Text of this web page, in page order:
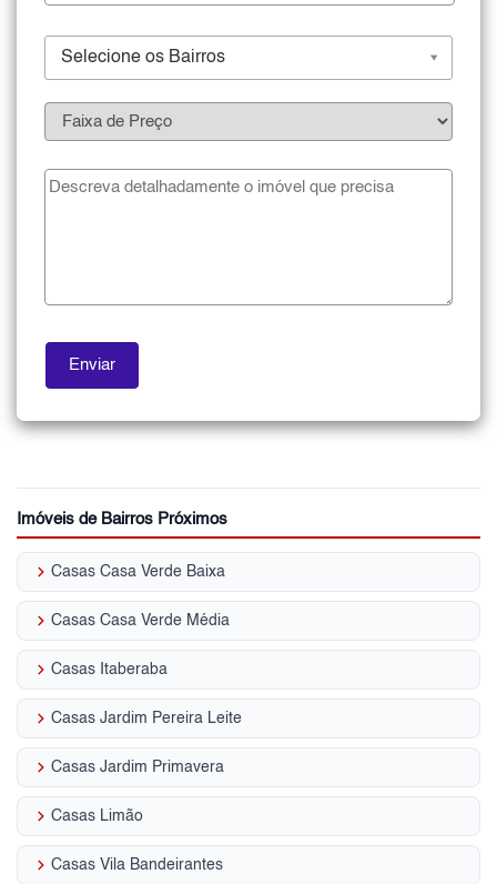
Selecione os Bairros
Imóveis de Bairros Próximos
keyboard_arrow_right Casas Casa Verde Baixa
keyboard_arrow_right Casas Casa Verde Média
keyboard_arrow_right Casas Itaberaba
keyboard_arrow_right Casas Jardim Pereira Leite
keyboard_arrow_right Casas Jardim Primavera
keyboard_arrow_right Casas Limão
keyboard_arrow_right Casas Vila Bandeirantes